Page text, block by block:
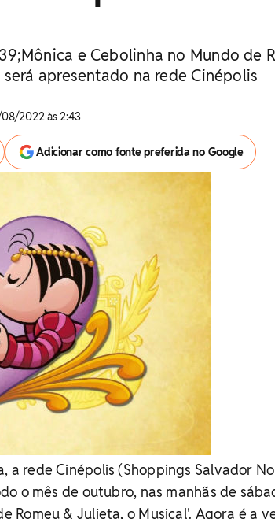
e Cebolinha no Mundo de
apresentado na rede Cinépolis
2022 às 2:43
Adicionar como fonte preferida no Google
a rede Cinépolis (Shoppings Salvador
o mês de outubro, nas manhãs de
Romeu & Julieta, o Musical'. Agora é a